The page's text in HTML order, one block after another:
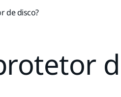
de disco?